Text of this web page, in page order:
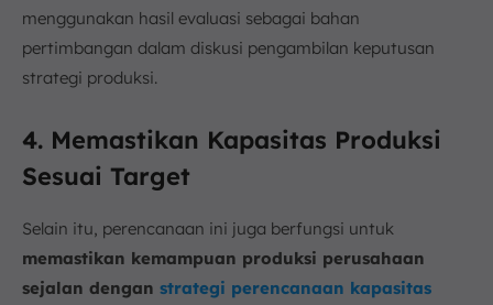
menggunakan hasil evaluasi sebagai bahan
pertimbangan dalam diskusi pengambilan keputusan
strategi produksi.
4. Memastikan Kapasitas Produksi
Sesuai Target
Selain itu, perencanaan ini juga berfungsi untuk
memastikan kemampuan produksi perusahaan
sejalan dengan strategi perencanaan kapasitas